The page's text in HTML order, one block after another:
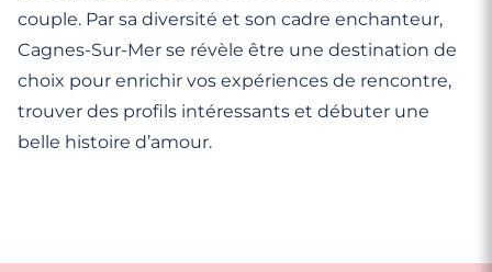
couple. Par sa diversité et son cadre enchanteur,
Cagnes-Sur-Mer se révèle être une destination de
choix pour enrichir vos expériences de rencontre,
trouver des profils intéressants et débuter une
belle histoire d’amour.